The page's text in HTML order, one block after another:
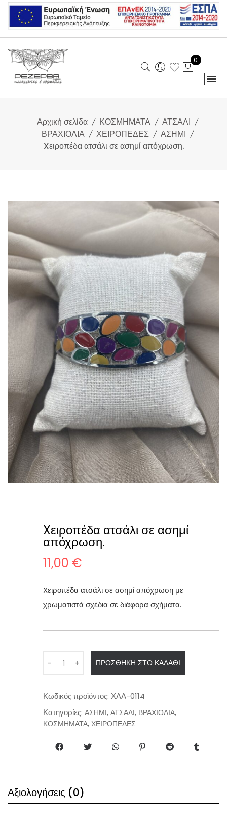
Skip
content
0
Αρχική σελίδα ΚΟΣΜΗΜΑΤΑ
ΑΤΣΑΛΙ
ΒΡΑΧΙΟΛΙΑ
ΧΕΙΡΟΠΕΔΕΣ
ΑΣΗΜΙ
Xειροπέδα ατσάλι σε ασημί απόχρωση.
Xειροπέδα ατσάλι σε ασημί
απόχρωση.
11,00 €
Xειροπέδα ατσάλι σε ασημί απόχρωση με
χρωματιστά σχέδια σε διάφορα σχήματα.
n
i
t
- + ΠΡΟΣΘΉΚΗ ΣΤΟ ΚΑΛΆΘΙ
Κωδικός προϊόντος: ΧΑΑ-0114
Κατηγορίες: ΑΣΗΜΙ, ΑΤΣΑΛΙ, ΒΡΑΧΙΟΛΙΑ,
ΚΟΣΜΗΜΑΤΑ, ΧΕΙΡΟΠΕΔΕΣ
Αξιολογήσεις (0)